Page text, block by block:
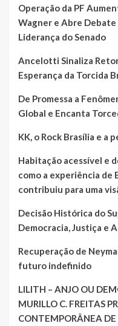
Operação da PF
Wagner e Abre
Liderança do Senado
Ancelotti Sinaliza
Esperança da Torcida
De Promessa a
Global e Encanta
KK, o Rock Brasília e a
Habitação acessível e
como a experiência de
contribuiu para uma
Decisão Histórica do
Democracia, Justiça e
Recuperação de
futuro indefinido
LILITH – ANJO OU
MURILLO C. FREITAS
CONTEMPORÂNEA